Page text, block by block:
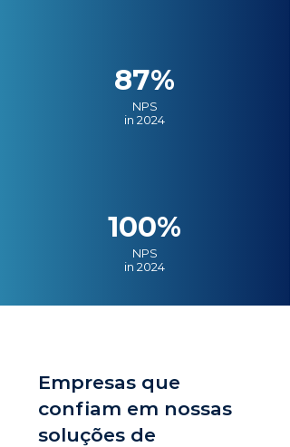
87%
NPS
in 2024
100%
NPS
in 2024
Empresas que
confiam em nossas
soluções de